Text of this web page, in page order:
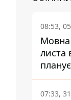
08:53,
Мовна
листа
07:33,